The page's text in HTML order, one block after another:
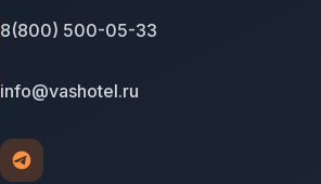
8(800) 500-05-33
info@vashotel.ru